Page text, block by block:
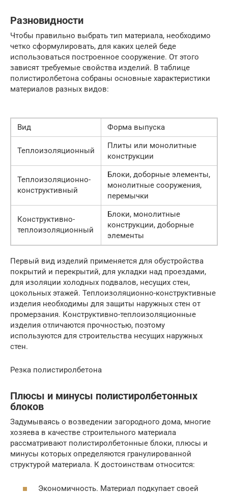
Разновидности
Чтобы правильно выбрать тип материала, необходимо
четко сформулировать, для каких целей беде
использоваться построенное сооружение. От этого
зависят требуемые свойства изделий. В таблице
полистиролбетона собраны основные характеристики
материалов разных видов:
Вид Форма выпуска
Теплоизоляционный
Плиты или монолитные
конструкции
Теплоизоляционно-
конструктивный
Блоки, доборные элементы,
монолитные сооружения,
перемычки
Конструктивно-
теплоизоляционный
Блоки, монолитные
конструкции, доборные
элементы
Первый вид изделий применяется для обустройства
покрытий и перекрытий, для укладки над проездами,
для изоляции холодных подвалов, несущих стен,
цокольных этажей. Теплоизоляционно-конструктивные
изделия необходимы для защиты наружных стен от
промерзания. Конструктивно-теплоизоляционные
изделия отличаются прочностью, поэтому
используются для строительства несущих наружных
стен.
Резка полистиролбетона
Плюсы и минусы полистиролбетонных
блоков
Задумываясь о возведении загородного дома, многие
хозяева в качестве строительного материала
рассматривают полистиролбетонные блоки, плюсы и
минусы которых определяются гранулированной
структурой материала. К достоинствам относится:
Экономичность. Материал подкупает своей